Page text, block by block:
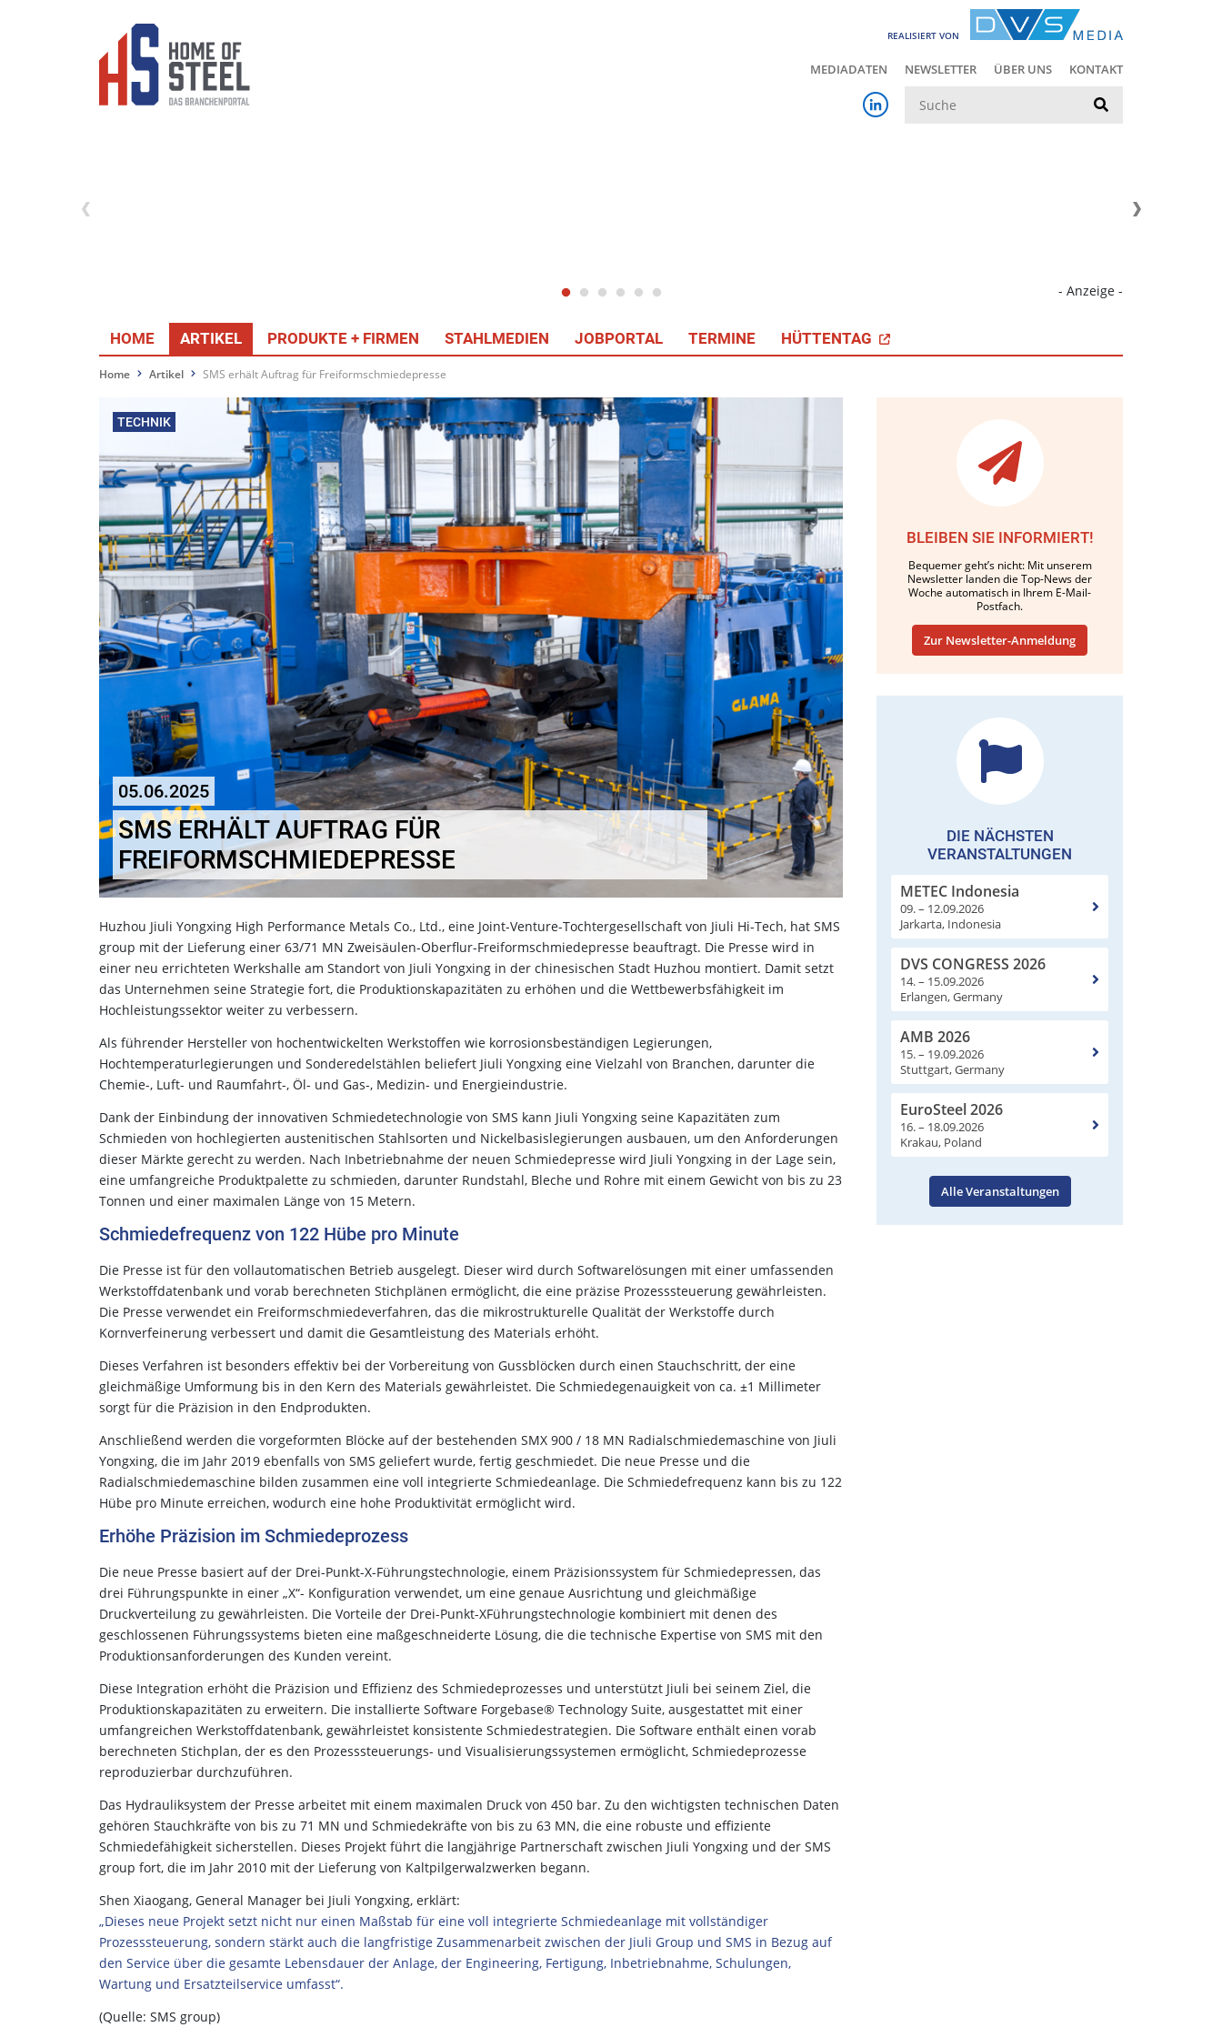
REALISIERT VON
MEDIADATEN NEWSLETTER ÜBER UNS KONTAKT
- Anzeige -
HOME ARTIKEL PRODUKTE + FIRMEN STAHLMEDIEN JOBPORTAL TERMINE HÜTTENTAG
Home Artikel SMS erhält Auftrag für Freiformschmiedepresse
TECHNIK
05.06.2025
SMS ERHÄLT AUFTRAG FÜR
FREIFORMSCHMIEDEPRESSE
Huzhou Jiuli Yongxing High Performance Metals Co., Ltd., eine Joint-Venture-Tochtergesellschaft von Jiuli Hi-Tech, hat SMS
group mit der Lieferung einer 63/71 MN Zweisäulen-Oberflur-Freiformschmiedepresse beauftragt. Die Presse wird in
einer neu errichteten Werkshalle am Standort von Jiuli Yongxing in der chinesischen Stadt Huzhou montiert. Damit setzt
das Unternehmen seine Strategie fort, die Produktionskapazitäten zu erhöhen und die Wettbewerbsfähigkeit im
Hochleistungssektor weiter zu verbessern.
Als führender Hersteller von hochentwickelten Werkstoffen wie korrosionsbeständigen Legierungen,
Hochtemperaturlegierungen und Sonderedelstählen beliefert Jiuli Yongxing eine Vielzahl von Branchen, darunter die
Chemie-, Luft- und Raumfahrt-, Öl- und Gas-, Medizin- und Energieindustrie.
Dank der Einbindung der innovativen Schmiedetechnologie von SMS kann Jiuli Yongxing seine Kapazitäten zum
Schmieden von hochlegierten austenitischen Stahlsorten und Nickelbasislegierungen ausbauen, um den Anforderungen
dieser Märkte gerecht zu werden. Nach Inbetriebnahme der neuen Schmiedepresse wird Jiuli Yongxing in der Lage sein,
eine umfangreiche Produktpalette zu schmieden, darunter Rundstahl, Bleche und Rohre mit einem Gewicht von bis zu 23
Tonnen und einer maximalen Länge von 15 Metern.
Schmiedefrequenz von 122 Hübe pro Minute
Die Presse ist für den vollautomatischen Betrieb ausgelegt. Dieser wird durch Softwarelösungen mit einer umfassenden
Werkstoffdatenbank und vorab berechneten Stichplänen ermöglicht, die eine präzise Prozesssteuerung gewährleisten.
Die Presse verwendet ein Freiformschmiedeverfahren, das die mikrostrukturelle Qualität der Werkstoffe durch
Kornverfeinerung verbessert und damit die Gesamtleistung des Materials erhöht.
Dieses Verfahren ist besonders effektiv bei der Vorbereitung von Gussblöcken durch einen Stauchschritt, der eine
gleichmäßige Umformung bis in den Kern des Materials gewährleistet. Die Schmiedegenauigkeit von ca. ±1 Millimeter
sorgt für die Präzision in den Endprodukten.
Anschließend werden die vorgeformten Blöcke auf der bestehenden SMX 900 / 18 MN Radialschmiedemaschine von Jiuli
Yongxing, die im Jahr 2019 ebenfalls von SMS geliefert wurde, fertig geschmiedet. Die neue Presse und die
Radialschmiedemaschine bilden zusammen eine voll integrierte Schmiedeanlage. Die Schmiedefrequenz kann bis zu 122
Hübe pro Minute erreichen, wodurch eine hohe Produktivität ermöglicht wird.
Erhöhe Präzision im Schmiedeprozess
Die neue Presse basiert auf der Drei-Punkt-X-Führungstechnologie, einem Präzisionssystem für Schmiedepressen, das
drei Führungspunkte in einer „X“- Konfiguration verwendet, um eine genaue Ausrichtung und gleichmäßige
Druckverteilung zu gewährleisten. Die Vorteile der Drei-Punkt-XFührungstechnologie kombiniert mit denen des
geschlossenen Führungssystems bieten eine maßgeschneiderte Lösung, die die technische Expertise von SMS mit den
Produktionsanforderungen des Kunden vereint.
Diese Integration erhöht die Präzision und Effizienz des Schmiedeprozesses und unterstützt Jiuli bei seinem Ziel, die
Produktionskapazitäten zu erweitern. Die installierte Software Forgebase® Technology Suite, ausgestattet mit einer
umfangreichen Werkstoffdatenbank, gewährleistet konsistente Schmiedestrategien. Die Software enthält einen vorab
berechneten Stichplan, der es den Prozesssteuerungs- und Visualisierungssystemen ermöglicht, Schmiedeprozesse
reproduzierbar durchzuführen.
Das Hydrauliksystem der Presse arbeitet mit einem maximalen Druck von 450 bar. Zu den wichtigsten technischen Daten
gehören Stauchkräfte von bis zu 71 MN und Schmiedekräfte von bis zu 63 MN, die eine robuste und effiziente
Schmiedefähigkeit sicherstellen. Dieses Projekt führt die langjährige Partnerschaft zwischen Jiuli Yongxing und der SMS
group fort, die im Jahr 2010 mit der Lieferung von Kaltpilgerwalzwerken begann.
Shen Xiaogang, General Manager bei Jiuli Yongxing, erklärt:
„Dieses neue Projekt setzt nicht nur einen Maßstab für eine voll integrierte Schmiedeanlage mit vollständiger
Prozesssteuerung, sondern stärkt auch die langfristige Zusammenarbeit zwischen der Jiuli Group und SMS in Bezug auf
den Service über die gesamte Lebensdauer der Anlage, der Engineering, Fertigung, Inbetriebnahme, Schulungen,
Wartung und Ersatzteilservice umfasst“.
(Quelle: SMS group)
BLEIBEN SIE INFORMIERT!
Bequemer geht’s nicht: Mit unserem
Newsletter landen die Top-News der
Woche automatisch in Ihrem E-Mail-
Postfach.
Zur Newsletter-Anmeldung
DIE NÄCHSTEN
VERANSTALTUNGEN
METEC Indonesia
09. – 12.09.2026
Jarkarta, Indonesia
DVS CONGRESS 2026
14. – 15.09.2026
Erlangen, Germany
AMB 2026
15. – 19.09.2026
Stuttgart, Germany
EuroSteel 2026
16. – 18.09.2026
Krakau, Poland
Alle Veranstaltungen